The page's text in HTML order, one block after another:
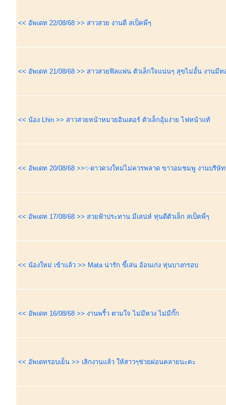
<< อัพเดท 22/08/68 >> สาวสวย งานดี สเป็คพี่ๆ
<< อัพเดท 21/08/68 >> สาวสวยฟิลแฟน ตัวเล็กใจแน่นๆ สุขไม่อั้น งานมีท
<< น้อง Lhin >> สาวสวยหน้าหมวยอินเตอร์ ตัวเล็กอุ้มง่าย ไฟหน้าแท้
<< อัพเดท 20/08/68 >>✨ดาวดวงใหม่ไม่ควรพลาด ขาวอมชมพู งานบริษั
<< อัพเดท 17/08/68 >> สวยฟ้าประทาน มีเสน่ห์ หุ่นดีตัวเล็ก สเป็คพี่ๆ
<< น้องใหม่ เข้าแล้ว >> Mata น่ารัก ขี้เล่น อ้อนเก่ง หุ่นบางกรอบ
<< อัพเดท 16/08/68 >> งานพริ้ว ตามใจ ไม่มีหวง ไม่มีกั๊ก
<< อัพเดทรอบเย็น >> เลิกงานแล้ว ให้สาวๆช่วยผ่อนคลายนะคะ